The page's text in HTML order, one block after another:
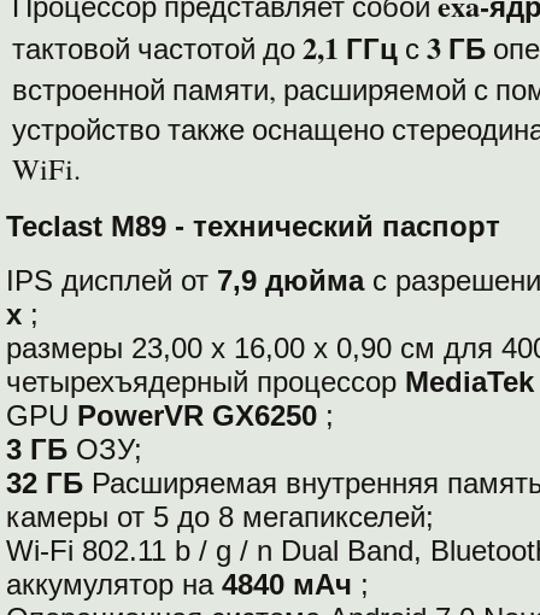
тактовой частотой до2,1 ГГц с3 ГБ
встроенной памяти, расширяемой с
устройство также оснащено
WiFi.
Teclast M89 - технический паспорт
IPS дисплей от 7,9 дюймас
x ;
размеры 23,00 х 16,00 х 0,90 см для
четырехъядерный процессор
GPU PowerVR GX6250 ;
3 ГБ ОЗУ;
32 ГБ Расширяемая внутренняя
камеры от 5 до 8 мегапикселей;
Wi-Fi 802.11 b / g / n Dual Band,
аккумулятор на 4840 мАч ;